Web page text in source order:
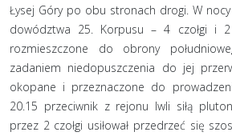
Łysej Góry po obu stronach drogi. W
dowództwa 25. Korpusu – 4 czołgi i 2
rozmieszczone do obrony
zadaniem niedopuszczenia do jej
okopane i przeznaczone do
20.15 przeciwnik z rejonu Iwli siłą
przez 2 czołgi usiłował przedrzeć się